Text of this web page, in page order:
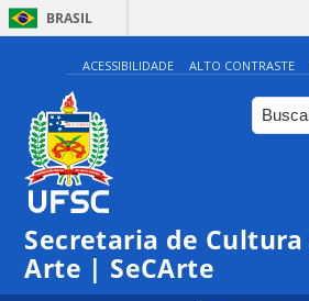
BRASIL
ACESSIBILIDADE ALTO CONTRASTE
Secretaria de Cultura
Arte | SeCArte
0:00
1:00